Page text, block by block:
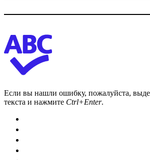
Если вы нашли ошибку, пожалуйста,
текста и нажмите Ctrl+Enter.